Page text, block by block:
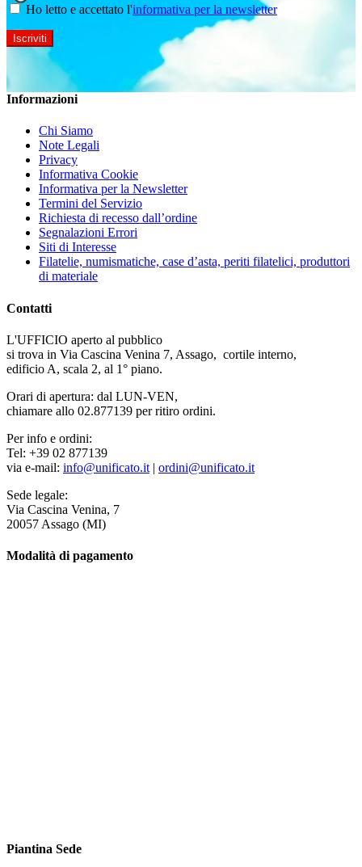
Ho letto e accettato l'informativa per la newsletter
Informazioni
Chi Siamo
Note Legali
Privacy
Informativa Cookie
Informativa per la Newsletter
Termini del Servizio
Richiesta di recesso dall’ordine
Segnalazioni Errori
Siti di Interesse
Filatelie, numismatiche, case d’asta, periti filatelici, produttori
di materiale
Contatti
L'UFFICIO aperto al pubblico
si trova in Via Cascina Venina 7, Assago, cortile interno,
edificio A, scala 2, al 1° piano.
Orari di apertura: dal LUN-VEN,
chiamare allo 02.877139 per ritiro ordini.
Per info e ordini:
Tel: +39 02 877139
via e-mail: info@unificato.it | ordini@unificato.it
Sede legale:
Via Cascina Venina, 7
20057 Assago (MI)
Modalità di pagamento
Piantina Sede